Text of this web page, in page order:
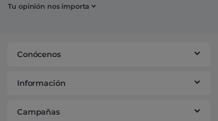
Tu opinión nos importa
Conócenos
Información
Campañas